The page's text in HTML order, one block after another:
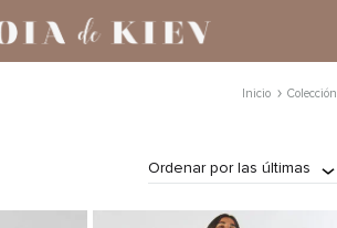
Inicio Colección
Ordenar por las últimas